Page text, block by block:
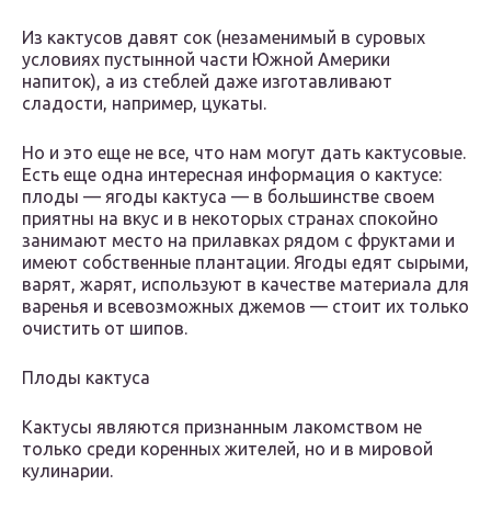
Из кактусов давят сок (незаменимый в суровых
условиях пустынной части Южной Америки
напиток), а из стеблей даже изготавливают
сладости, например, цукаты.
Но и это еще не все, что нам могут дать кактусовые.
Есть еще одна интересная информация о кактусе:
плоды — ягоды кактуса — в большинстве своем
приятны на вкус и в некоторых странах спокойно
занимают место на прилавках рядом с фруктами и
имеют собственные плантации. Ягоды едят сырыми,
варят, жарят, используют в качестве материала для
варенья и всевозможных джемов — стоит их только
очистить от шипов.
Плоды кактуса
Кактусы являются признанным лакомством не
только среди коренных жителей, но и в мировой
кулинарии.